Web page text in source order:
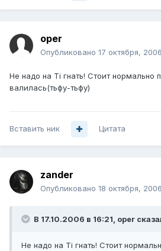
oper
Опубликовано 17 октября, 2006
Не надо на Ti гнать! Стоит нормально
валилась(тьфу-тьфу)
Вставить ник Цитата
zander
Опубликовано 18 октября, 2006
В 17.10.2006 в 16:21, oper
Не надо на Ti гнать! Стоит